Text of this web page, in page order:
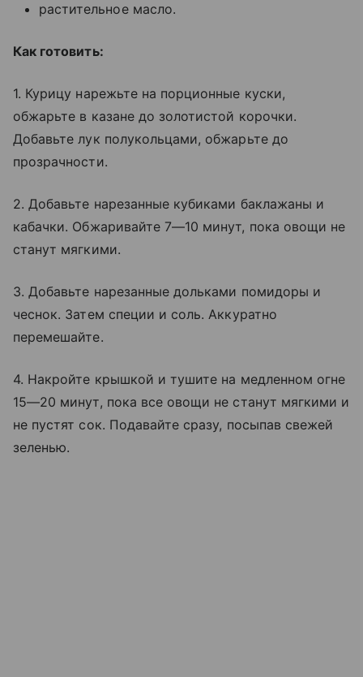
растительное масло.
Как готовить:
1. Курицу нарежьте на порционные куски,
обжарьте в казане до золотистой корочки.
Добавьте лук полукольцами, обжарьте до
прозрачности.
2. Добавьте нарезанные кубиками баклажаны и
кабачки. Обжаривайте 7—10 минут, пока овощи не
станут мягкими.
3. Добавьте нарезанные дольками помидоры и
чеснок. Затем специи и соль. Аккуратно
перемешайте.
4. Накройте крышкой и тушите на медленном огне
15—20 минут, пока все овощи не станут мягкими и
не пустят сок. Подавайте сразу, посыпав свежей
зеленью.